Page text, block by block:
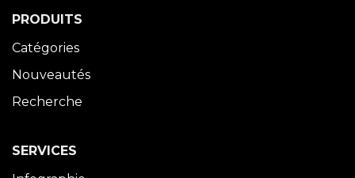
PRODUITS
Catégories
Nouveautés
Recherche
SERVICES